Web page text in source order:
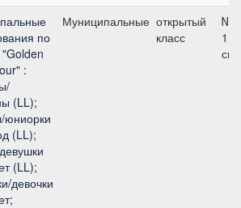
по
"Golden
:
(LL);
(LL);
(LL);
девочки
Муниципальные открытый
класс
110
см